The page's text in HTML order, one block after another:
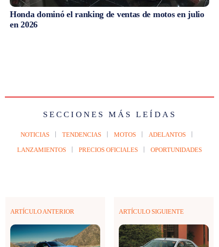
Honda dominó el ranking de ventas de motos en julio
en 2026
SECCIONES MÁS LEÍDAS
NOTICIAS TENDENCIAS MOTOS ADELANTOS
LANZAMIENTOS PRECIOS OFICIALES OPORTUNIDADES
ARTÍCULO ANTERIOR ARTÍCULO SIGUIENTE